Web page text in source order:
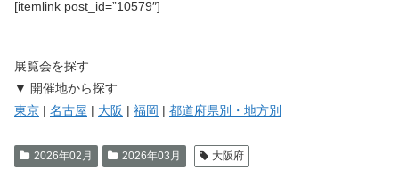
[itemlink post_id=”10579″]
展覧会を探す
▼ 開催地から探す
東京 | 名古屋 | 大阪 | 福岡 | 都道府県別・地方別
2026年02月 2026年03月 大阪府